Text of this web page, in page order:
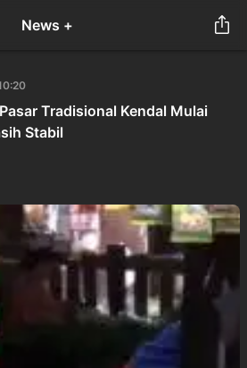
News +
Tradisional Kendal Mulai
Stabil